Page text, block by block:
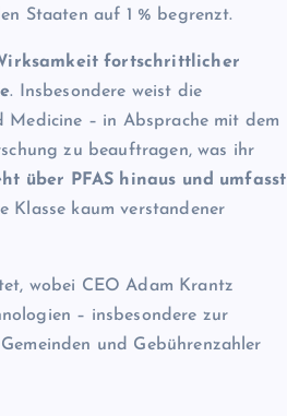
Staaten auf 1 % begrenzt.
fortschrittlicher
. Insbesondere weist die
Medicine – in Absprache mit dem
zu beauftragen, was ihr
über PFAS hinaus und umfasst
Klasse kaum verstandener
wobei CEO Adam Krantz
– insbesondere zur
und Gebührenzahler